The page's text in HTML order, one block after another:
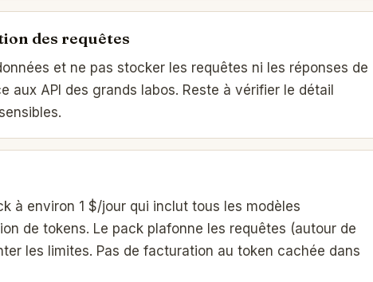
des requêtes
et ne pas stocker les requêtes ni les réponses de
API des grands labos. Reste à vérifier le détail
à environ 1 $/jour qui inclut tous les modèles
de tokens. Le pack plafonne les requêtes (autour de
les limites. Pas de facturation au token cachée dans